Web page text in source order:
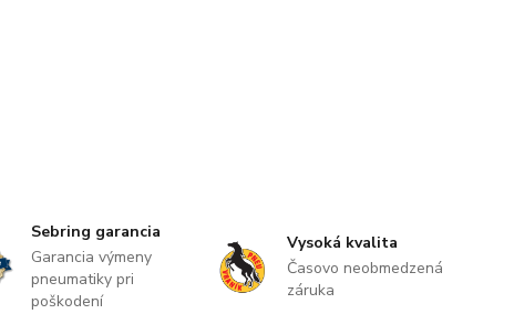
Sebring garancia
Garancia výmeny
pneumatiky pri
poškodení
Vysoká kvalita
Časovo neobmedzená
záruka